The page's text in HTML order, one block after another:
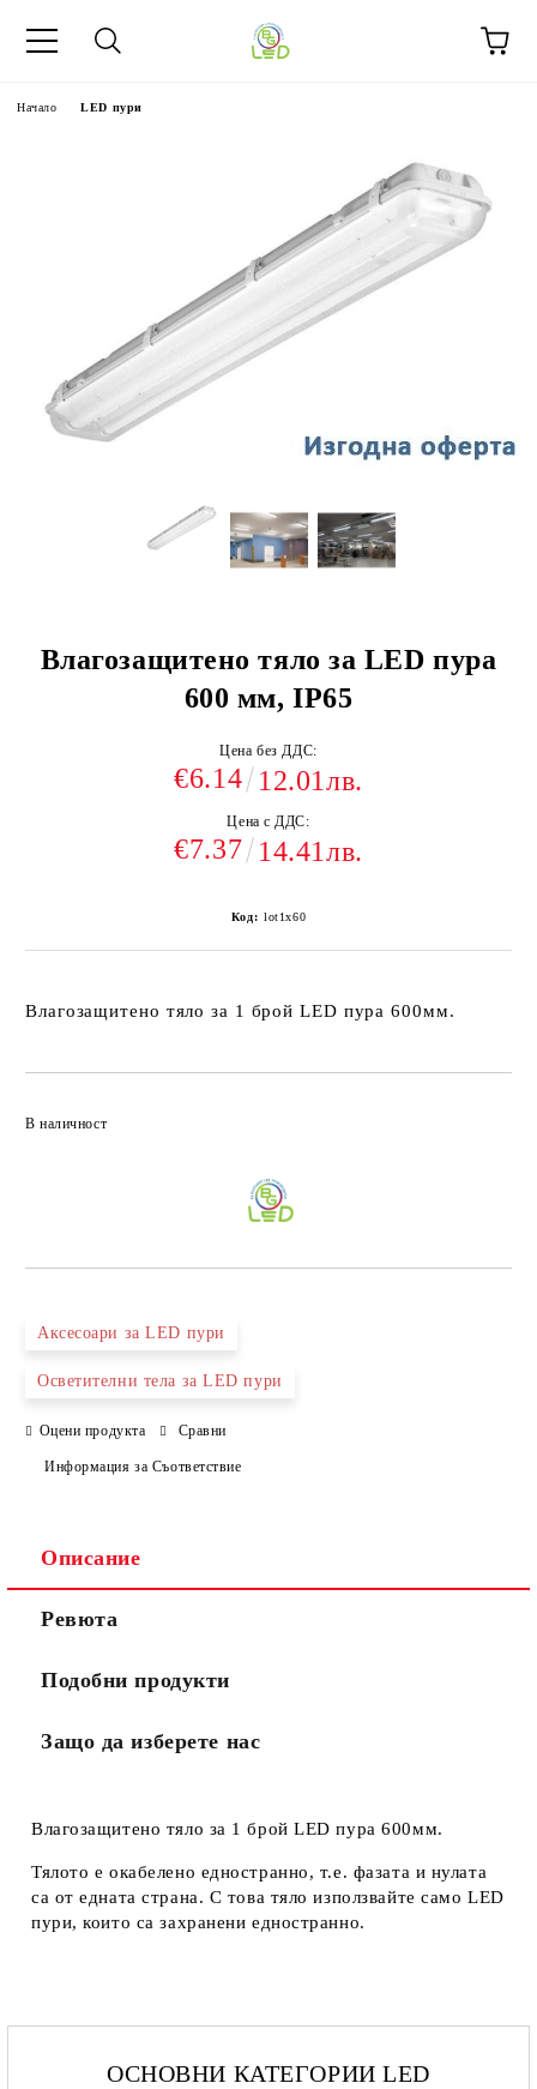
Начало LED пури
Влагозащитено тяло за LED пурa
600 мм, IP65
Цена без ДДС:
€6.14 12.01лв.
Цена с ДДС:
€7.37 14.41лв.
Код: lot1x60
Влагозащитено тяло за 1 брой LED пура 600мм.
В наличност
Аксесоари за LED пури
Осветителни тела за LED пури
Оцени продукта Сравни
Информация за Съответствие
Описание
Ревюта
Подобни продукти
Защо да изберете нас
Влагозащитено тяло за 1 брой LED пура 600мм.
Тялото е окабелено едностранно, т.е. фазата и нулата
са от едната страна. С това тяло използвайте само LED
пури, които са захранени едностранно.
ОСНОВНИ КАТЕГОРИИ LED